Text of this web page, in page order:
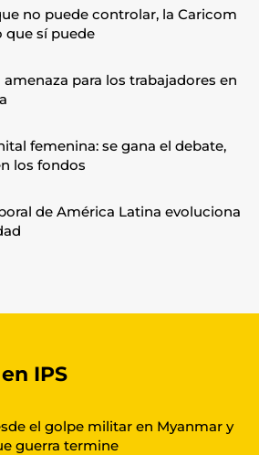
no puede controlar, la Caricom
que sí puede
amenaza para los trabajadores en
femenina: se gana el debate,
los fondos
de América Latina evoluciona
IPS
el golpe militar en Myanmar y
guerra termine